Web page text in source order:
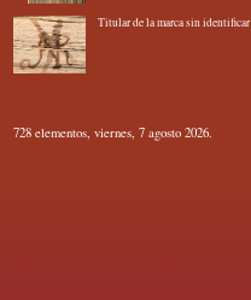
Titular de la marca sin identificar
728 elementos, viernes, 7 agosto 2026.